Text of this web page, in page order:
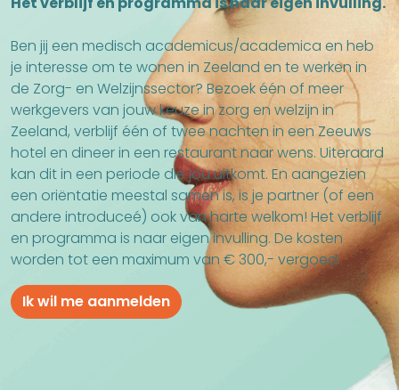
Ben jij een medisch academicus/academica en heb
je interesse om te wonen in Zeeland en te werken in
de Zorg- en Welzijnssector? Bezoek één of meer
werkgevers van jouw keuze in zorg en welzijn in
Zeeland, verblijf één of twee nachten in een Zeeuws
hotel en dineer in een restaurant naar wens. Uiteraard
kan dit in een periode die jou uitkomt. En aangezien
een oriëntatie meestal samen is, is je partner (of een
andere introduceé) ook van harte welkom! Het verblijf
en programma is naar eigen invulling. De kosten
worden tot een maximum van € 300,- vergoed.
Ik wil me aanmelden